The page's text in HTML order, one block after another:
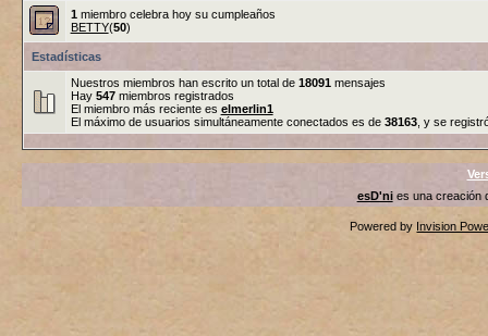
1miembro celebra hoy su cumpleaños
BETTY(50)
Estadísticas
Nuestros miembros han escrito un total de 18091mensajes
Hay 547miembros registrados
El miembro más reciente es elmerlin1
El máximo de usuarios simultáneamente conectados es de 38163, y se
esD'nies una creación
Powered by Invision